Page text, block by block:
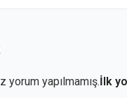
yorum yapılmamış.İlk